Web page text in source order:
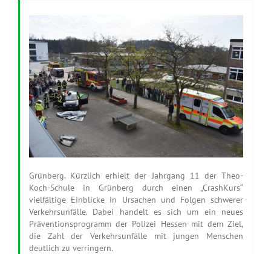
Grünberg. Kürzlich erhielt der Jahrgang 11 der Theo-
Koch-Schule in Grünberg durch einen „CrashKurs“
vielfältige Einblicke in Ursachen und Folgen schwerer
Verkehrsunfälle. Dabei handelt es sich um ein neues
Präventionsprogramm der Polizei Hessen mit dem Ziel,
die Zahl der Verkehrsunfälle mit jungen Menschen
deutlich zu verringern.